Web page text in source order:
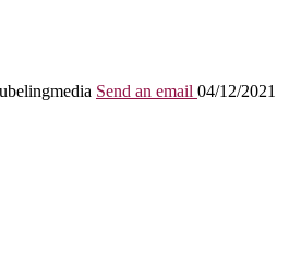
Send an email 04/12/2021